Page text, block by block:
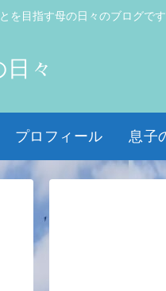
を目指す母の日々のブログです
々
プロフィール